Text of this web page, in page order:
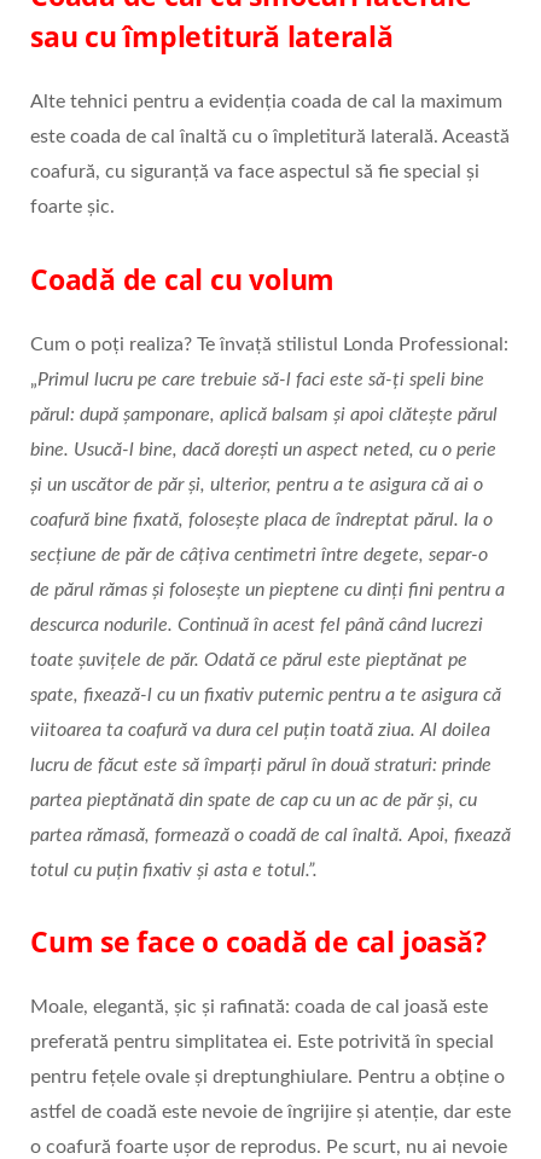
sau cu împletitură laterală
Alte tehnici pentru a evidenția coada de cal la maximum
este coada de cal înaltă cu o împletitură laterală. Această
coafură, cu siguranță va face aspectul să fie special și
foarte șic.
Coadă de cal cu volum
Cum o poți realiza? Te învață stilistul Londa Professional:
„Primul lucru pe care trebuie să-l faci este să-ți speli bine
părul: după șamponare, aplică balsam și apoi clătește părul
bine. Usucă-l bine, dacă dorești un aspect neted, cu o perie
și un uscător de păr și, ulterior, pentru a te asigura că ai o
coafură bine fixată, folosește placa de îndreptat părul. Ia o
secțiune de păr de câțiva centimetri între degete, separ-o
de părul rămas și folosește un pieptene cu dinți fini pentru a
descurca nodurile. Continuă în acest fel până când lucrezi
toate șuvițele de păr. Odată ce părul este pieptănat pe
spate, fixează-l cu un fixativ puternic pentru a te asigura că
viitoarea ta coafură va dura cel puțin toată ziua. Al doilea
lucru de făcut este să împarți părul în două straturi: prinde
partea pieptănată din spate de cap cu un ac de păr și, cu
partea rămasă, formează o coadă de cal înaltă. Apoi, fixează
totul cu puțin fixativ și asta e totul.”.
Cum se face o coadă de cal joasă?
Moale, elegantă, șic și rafinată: coada de cal joasă este
preferată pentru simplitatea ei. Este potrivită în special
pentru fețele ovale și dreptunghiulare. Pentru a obține o
astfel de coadă este nevoie de îngrijire și atenție, dar este
o coafură foarte ușor de reprodus. Pe scurt, nu ai nevoie